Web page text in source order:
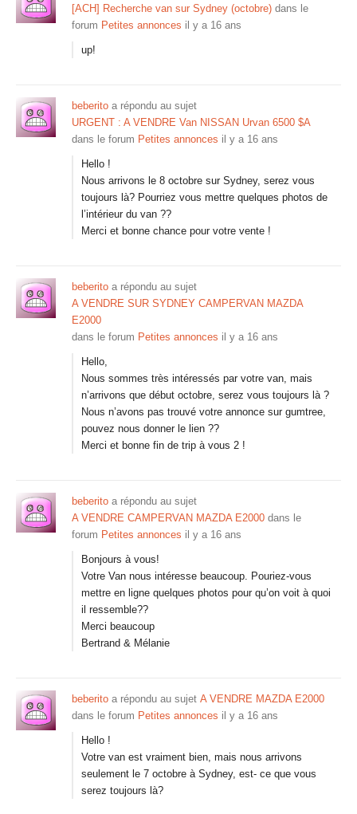
[ACH] Recherche van sur Sydney (octobre) dans le
forum Petites annonces il y a 16 ans
up!
beberito a répondu au sujet
URGENT : A VENDRE Van NISSAN Urvan 6500 $A
dans le forum Petites annonces il y a 16 ans
Hello !
Nous arrivons le 8 octobre sur Sydney, serez vous
toujours là? Pourriez vous mettre quelques photos de
l’intérieur du van ??
Merci et bonne chance pour votre vente !
beberito a répondu au sujet
A VENDRE SUR SYDNEY CAMPERVAN MAZDA
E2000
dans le forum Petites annonces il y a 16 ans
Hello,
Nous sommes très intéressés par votre van, mais
n’arrivons que début octobre, serez vous toujours là ?
Nous n’avons pas trouvé votre annonce sur gumtree,
pouvez nous donner le lien ??
Merci et bonne fin de trip à vous 2 !
beberito a répondu au sujet
A VENDRE CAMPERVAN MAZDA E2000 dans le
forum Petites annonces il y a 16 ans
Bonjours à vous!
Votre Van nous intéresse beaucoup. Pouriez-vous
mettre en ligne quelques photos pour qu’on voit à quoi
il ressemble??
Merci beaucoup
Bertrand & Mélanie
beberito a répondu au sujet A VENDRE MAZDA E2000
dans le forum Petites annonces il y a 16 ans
Hello !
Votre van est vraiment bien, mais nous arrivons
seulement le 7 octobre à Sydney, est- ce que vous
serez toujours là?